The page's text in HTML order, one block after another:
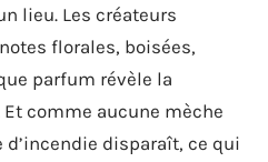
lieu. Les créateurs
florales, boisées,
parfum révèle la
comme aucune mèche
d’incendie disparaît, ce qui